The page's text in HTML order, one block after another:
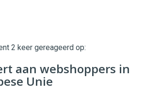
twinklemagazine.nl
2 keer gereageerd op:
aan webshoppers in
Unie